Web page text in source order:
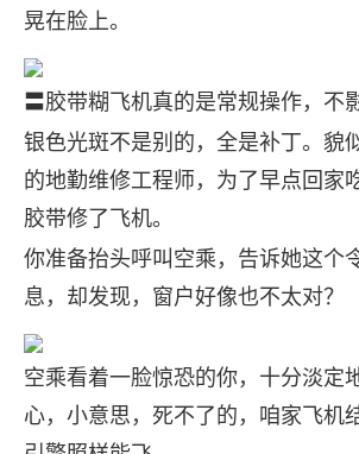
晃在脸上。
〓胶带糊飞机真的是常规操作，不
银色光斑不是别的，全是补丁。貌
的地勤维修工程师，为了早点回家
胶带修了飞机。
你准备抬头呼叫空乘，告诉她这个
息，却发现，窗户好像也不太对？
空乘看着一脸惊恐的你，十分淡定
心，小意思，死不了的，咱家飞机